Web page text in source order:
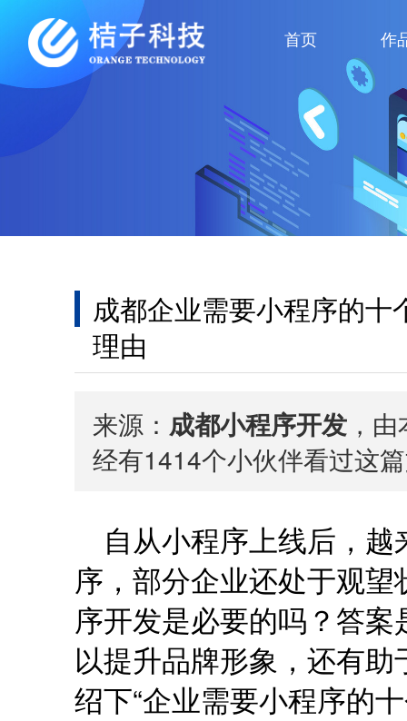
首页 作
成都企业需要小程序的十
理由
来源： 成都小程序开发，由
经有1414个小伙伴看过这
自从小程序上线后，越
序，部分企业还处于观
序开发是必要的吗？答
以提升品牌形象，还有
绍下“企业需要小程序的